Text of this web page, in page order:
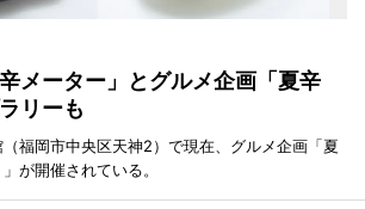
メーター」とグルメ企画「夏辛
リーも
福岡市中央区天神2）で現在、グルメ企画「夏
が開催されている。